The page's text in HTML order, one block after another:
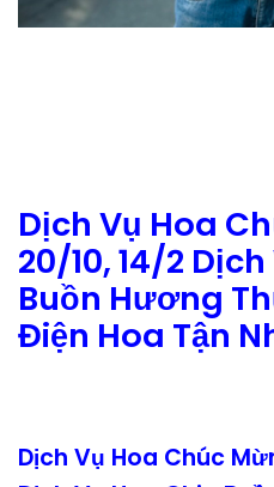
Dịch Vụ Hoa
20/10, 14/2
Buồn Hương
Điện Hoa Tận
Dịch Vụ Hoa Chúc